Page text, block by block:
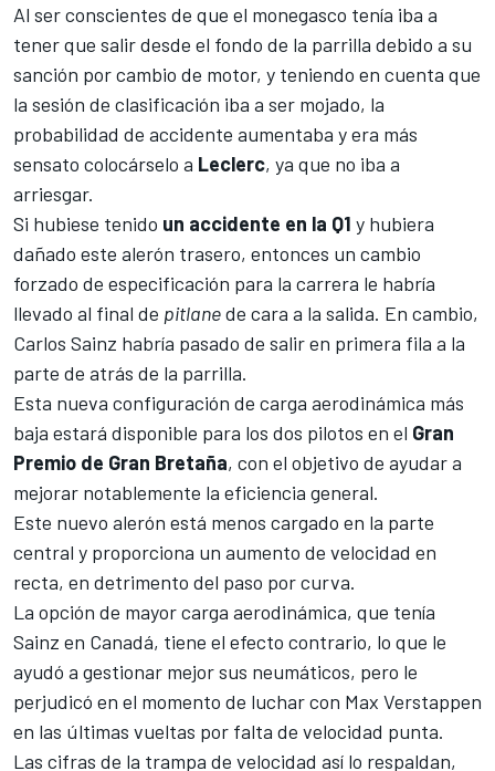
Al ser conscientes de que el monegasco tenía iba a
tener que salir desde el fondo de la parrilla debido a su
sanción por cambio de motor, y teniendo en cuenta que
la sesión de clasificación iba a ser mojado, la
probabilidad de accidente aumentaba y era más
sensato colocárselo a Leclerc, ya que no iba a
arriesgar.
Si hubiese tenido un accidente en la Q1 y hubiera
dañado este alerón trasero, entonces un cambio
forzado de especificación para la carrera le habría
llevado al final de pitlanede cara a la salida. En cambio,
Carlos Sainz habría pasado de salir en primera fila a la
parte de atrás de la parrilla.
Esta nueva configuración de carga aerodinámica más
baja estará disponible para los dos pilotos en el Gran
Premio de Gran Bretaña, con el objetivo de ayudar a
mejorar notablemente la eficiencia general.
Este nuevo alerón está menos cargado en la parte
central y proporciona un aumento de velocidad en
recta, en detrimento del paso por curva.
La opción de mayor carga aerodinámica, que tenía
Sainz en Canadá, tiene el efecto contrario, lo que le
ayudó a gestionar mejor sus neumáticos, pero le
perjudicó en el momento de luchar con Max Verstappen
en las últimas vueltas por falta de velocidad punta.
Las cifras de la trampa de velocidad así lo respaldan,